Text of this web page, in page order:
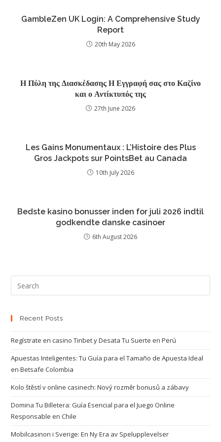
GambleZen UK Login: A Comprehensive Study
Report
20th May 2026
Η Πύλη της Διασκέδασης Η Εγγραφή σας στο Καζίνο
και ο Αντίκτυπός της
27th June 2026
Les Gains Monumentaux : L’Histoire des Plus
Gros Jackpots sur PointsBet au Canada
10th July 2026
Bedste kasino bonusser inden for juli 2026 indtil
godkendte danske casinoer
6th August 2026
Recent Posts
Regístrate en casino Tinbet y Desata Tu Suerte en Perú
Apuestas Inteligentes: Tu Guía para el Tamaño de Apuesta Ideal
en Betsafe Colombia
Kolo štěstí v online casinech: Nový rozměr bonusů a zábavy
Domina Tu Billetera: Guía Esencial para el Juego Online
Responsable en Chile
Mobilcasinon i Sverige: En Ny Era av Spelupplevelser